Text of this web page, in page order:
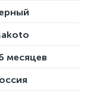
месяцев